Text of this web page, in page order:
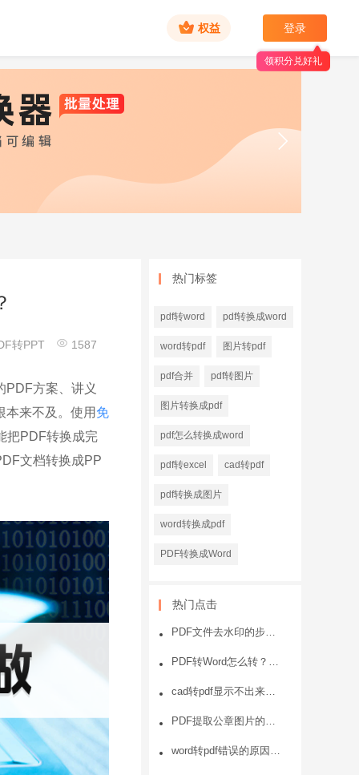
权益 登录
领积分兑好礼
1587
转PPT
PDF方案、讲义
本来不及。使用 免
把PDF转换成完
文档转换成PP
热门标签
pdf转word pdf转换成word
word转pdf 图片转pdf
pdf合并 pdf转图片
图片转换成pdf
pdf怎么转换成word
pdf转excel cad转pdf
pdf转换成图片
word转换成pdf
PDF转换成Word
热门点击
PDF文件去水印的步骤？一看就会
PDF转Word怎么转？PDF转Word方法
cad转pdf显示不出来或者显示不全的原因和处理方法
PDF提取公章图片的方法是什么，PDF怎么提取图片的步骤
word转pdf错误的原因及解决办法